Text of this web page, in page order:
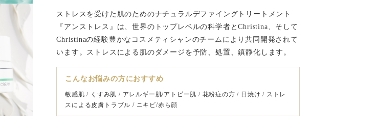
ストレスを受けた肌のためのナチュラルデファイングトリートメント
『アンストレス』は、世界のトップレベルの科学者とChristina、そして
Christinaの経験豊かなコスメティシャンのチームにより共同開発されて
います。ストレスによる肌のダメージを予防、処置、鎮静化します。
こんなお悩みの方におすすめ
敏感肌 / くすみ肌 / アレルギー肌/アトピー肌 / 花粉症の方 / 日焼け / ストレ
スによる皮膚トラブル / ニキビ/赤ら顔